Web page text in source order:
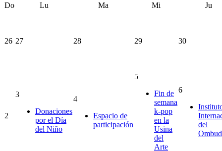
Do
Lu Ma Mi Ju
26 27 28 29 30
2
3
Donaciones
por el Día
del Niño
4
Espacio de
participación
5
Fin de
semana
k-pop
en la
Usina
del
Arte
6
del